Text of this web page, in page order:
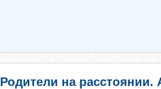
Родители на расстоянии.